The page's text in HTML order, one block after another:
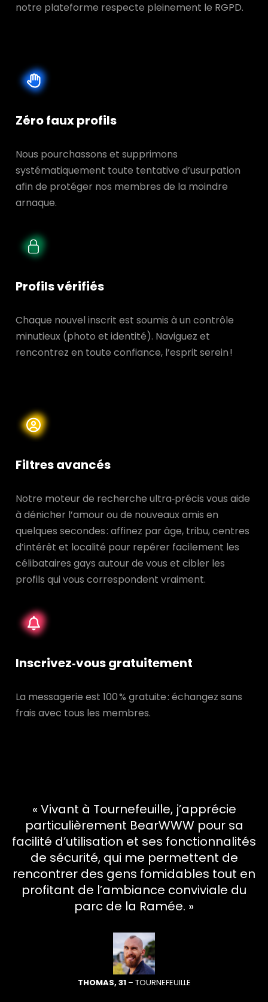
notre plateforme respecte pleinement le RGPD.
Zéro faux profils
Nous pourchassons et supprimons
systématiquement toute tentative d’usurpation
afin de protéger nos membres de la moindre
arnaque.
Profils vérifiés
Chaque nouvel inscrit est soumis à un contrôle
minutieux (photo et identité). Naviguez et
rencontrez en toute confiance, l’esprit serein !
Filtres avancés
Notre moteur de recherche ultra‑précis vous aide
à dénicher l’amour ou de nouveaux amis en
quelques secondes : affinez par âge, tribu, centres
d’intérêt et localité pour repérer facilement les
célibataires gays autour de vous et cibler les
profils qui vous correspondent vraiment.
Inscrivez‑vous gratuitement
La messagerie est 100 % gratuite : échangez sans
frais avec tous les membres.
« Vivant à Tournefeuille, j’apprécie
particulièrement BearWWW pour sa
facilité d’utilisation et ses fonctionnalités
de sécurité, qui me permettent de
rencontrer des gens fomidables tout en
profitant de l’ambiance conviviale du
parc de la Ramée. »
THOMAS, 31– TOURNEFEUILLE